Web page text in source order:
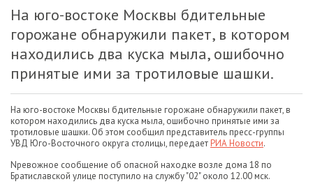
На юго-востоке Москвы бдительные
горожане обнаружили пакет, в котором
находились два куска мыла, ошибочно
принятые ими за тротиловые шашки.
На юго-востоке Москвы бдительные горожане обнаружили пакет, в
котором находились два куска мыла, ошибочно принятые ими за
тротиловые шашки. Об этом сообщил представитель пресс-группы
УВД Юго-Восточного округа столицы, передаетРИА Новости.
Nревожное сообщение об опасной находке возле дома 18 по
Братиславской улице поступило на службу "02" около 12.00 мск.